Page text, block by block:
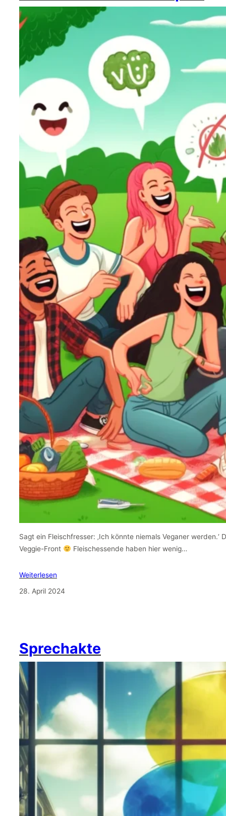
Sagt ein Fleischfresser: ‚Ich könnte niemals Veganer
Veggie-Front
Fleischessende haben hier wenig…
Weiterlesen
28. April 2024
Sprechakte